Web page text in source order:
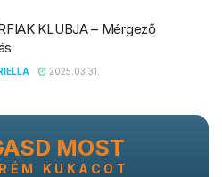
KLUBJA – Mérgező
2025.03.31.
MOST
KUKACOT